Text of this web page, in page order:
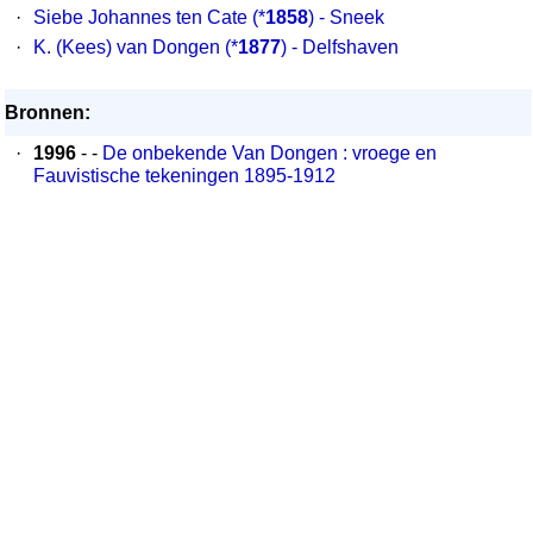
·
Siebe Johannes ten Cate (*1858) - Sneek
·
K. (Kees) van Dongen (*1877) - Delfshaven
Bronnen:
·
1996 - - De onbekende Van Dongen : vroege en
Fauvistische tekeningen 1895-1912